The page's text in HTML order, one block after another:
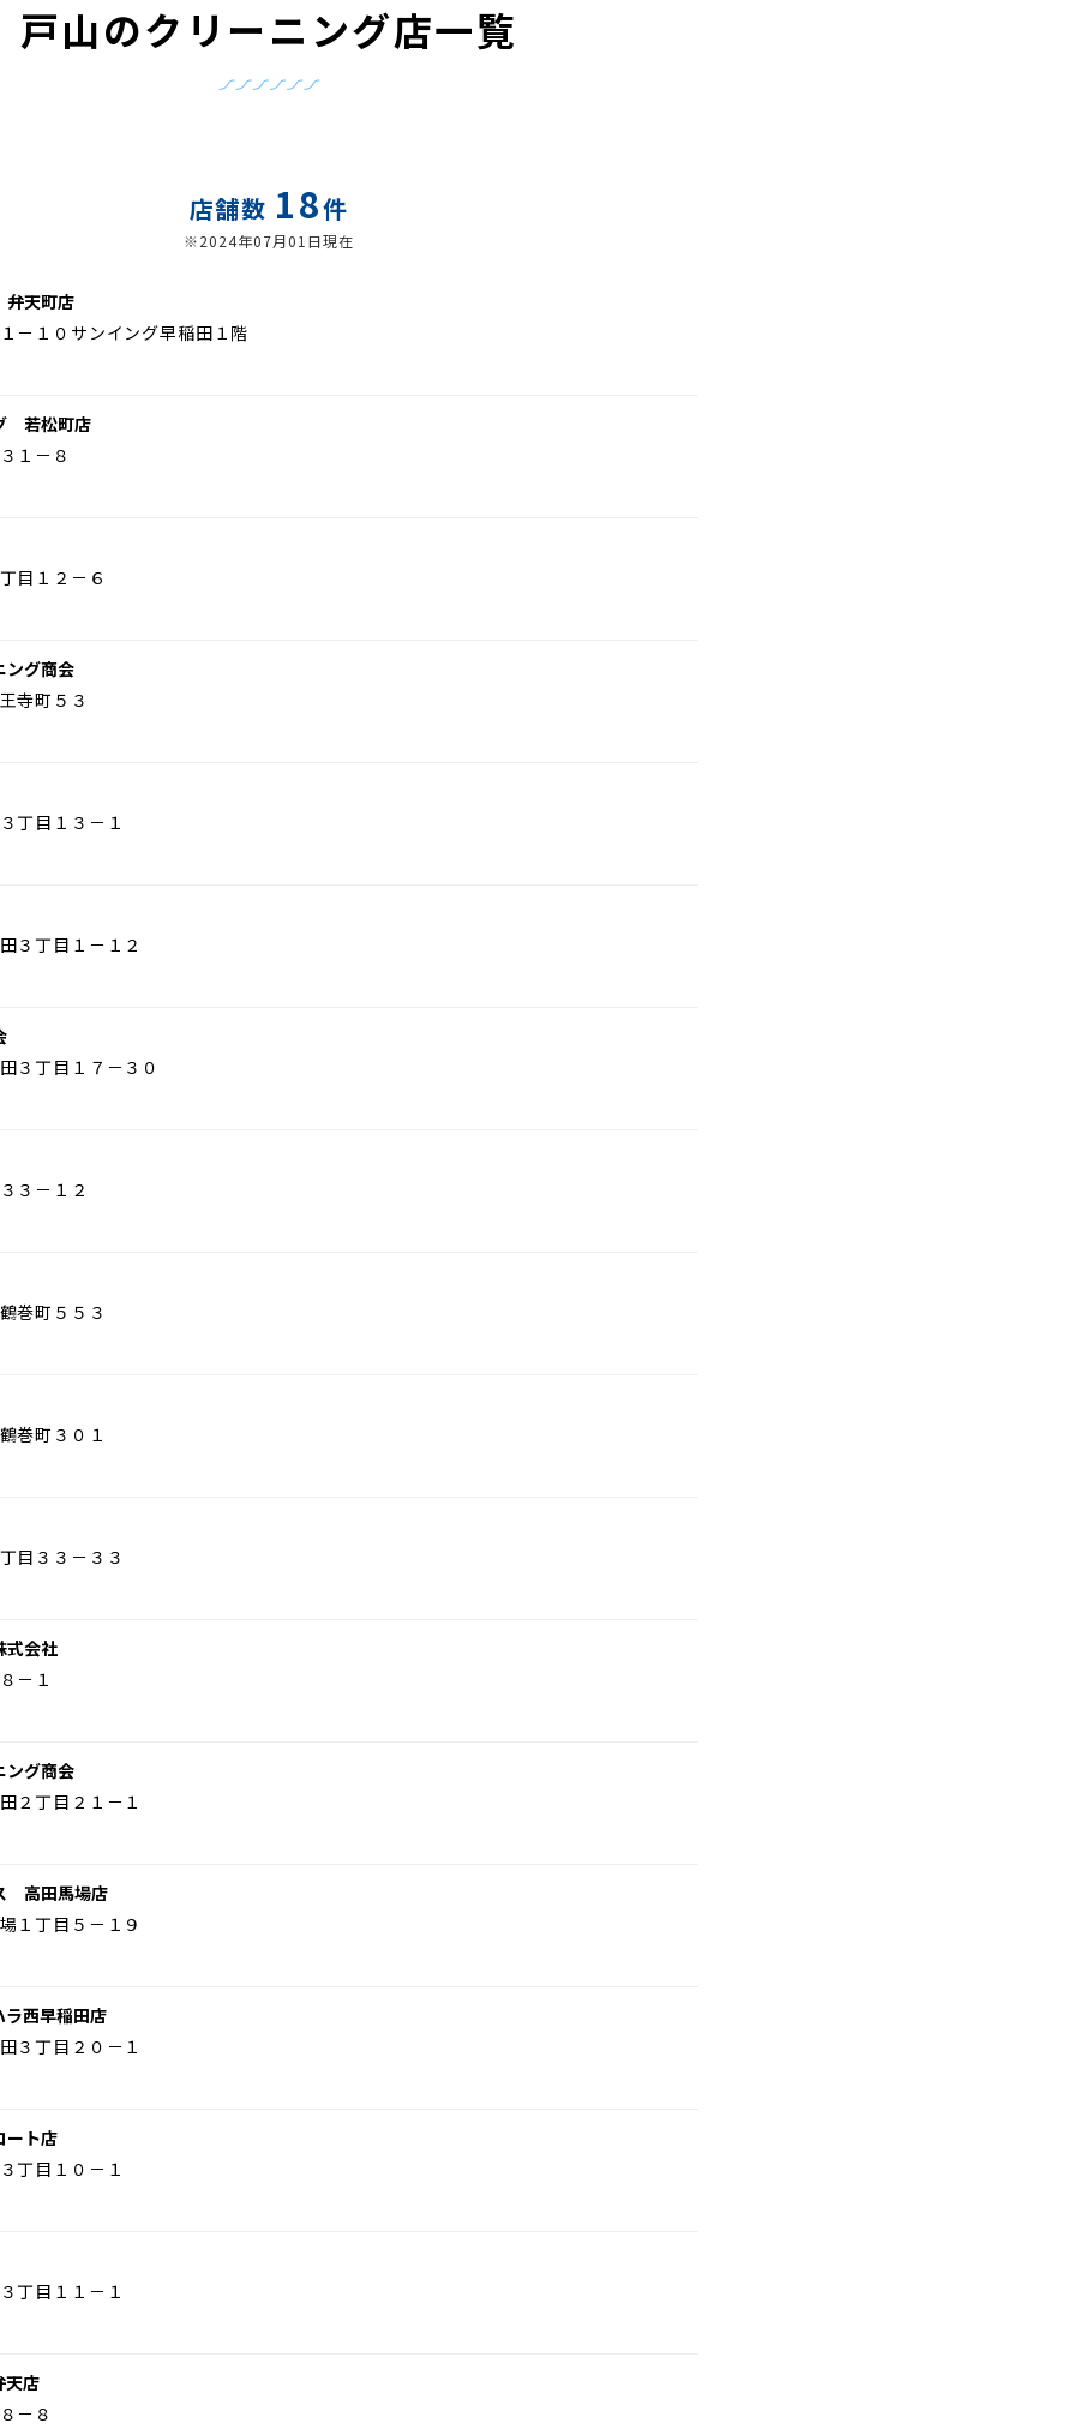
戸山のクリーニング店一覧
店舗数 18件
※2024年07月01日現在
天町店
－１０サンイング早稲田１階
若松町店
１－８
目１２－６
ング商会
寺町５３
丁目１３－１
３丁目１－１２
３丁目１７－３０
３－１２
巻町５５３
巻町３０１
目３３－３３
式会社
－１
ング商会
２丁目２１－１
高田馬場店
１丁目５－１９
ラ西早稲田店
３丁目２０－１
ート店
丁目１０－１
丁目１１－１
天店
－８